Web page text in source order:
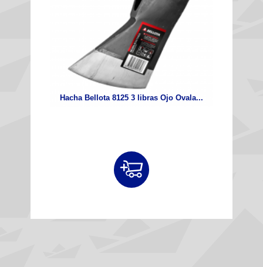
Hacha Bellota 8125 3 libras Ojo Ovala...